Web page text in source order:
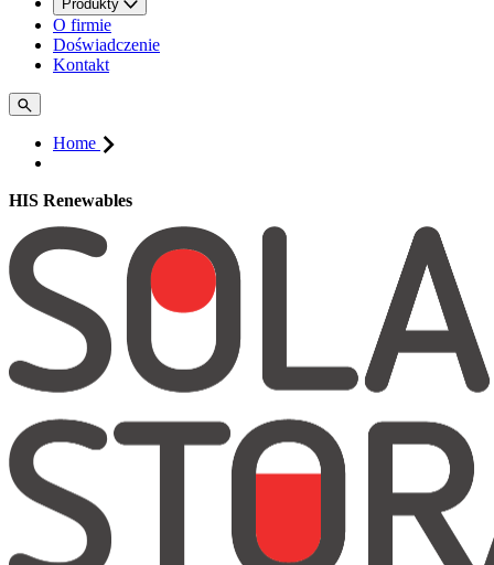
Produkty
O firmie
Doświadczenie
Kontakt
Home
HIS Renewables